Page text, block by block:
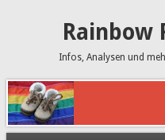
Rainbow
Infos, Analysen und